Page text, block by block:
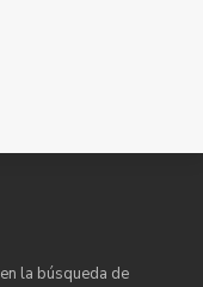
la búsqueda de